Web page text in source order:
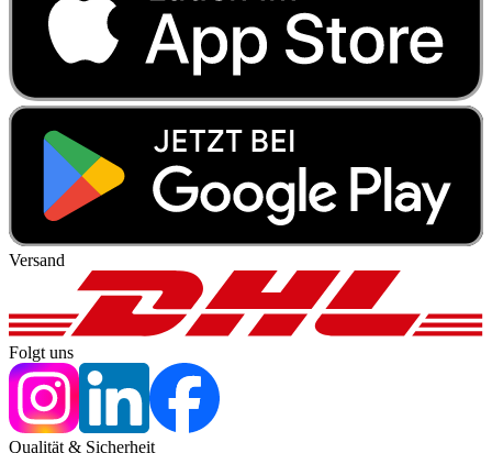
Versand
Folgt uns
Qualität & Sicherheit